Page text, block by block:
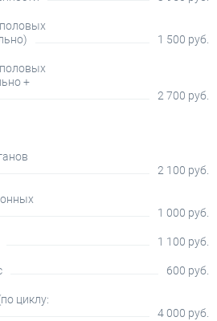
1 500 руб.
+
2 700 руб.
2 100 руб.
1 000 руб.
1 100 руб.
600 руб.
циклу:
4 000 руб.